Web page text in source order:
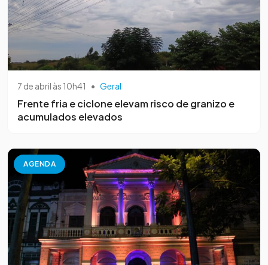
7 de abril às 10h41 • Geral
Frente fria e ciclone elevam risco de granizo e
acumulados elevados
AGENDA